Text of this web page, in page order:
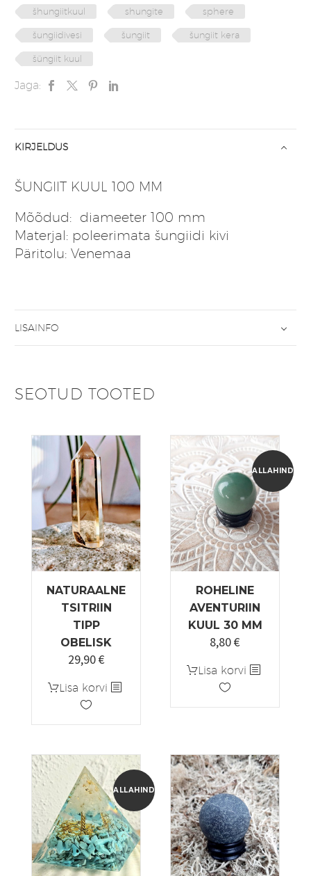
šhungiitkuul shungite sphere
šungiidivesi šungiit šungiit kera
šüngiit kuul
Jaga:
KIRJELDUS
ŠUNGIIT KUUL 100 MM
Mõõdud: diameeter 100 mm
Materjal: poleerimata šungiidi kivi
Päritolu: Venemaa
LISAINFO
SEOTUD TOOTED
NATURAALNE
TSITRIIN
TIPP
OBELISK
29,90€
Lisa korvi
ALLAHINDLUS!
ROHELINE
AVENTURIIN
KUUL 30 MM
Algne
oli:
11,00 €.
8,80€Praegune
on:
Lisa korvi
ALLAHINDLUS!